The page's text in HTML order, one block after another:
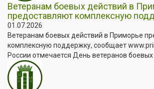
Ветеранам боевых действий в
предоставляют комплексную
01.07.2026
Ветеранам боевых действий в Приморье
комплексную поддержку, сообщает
России отмечается День ветеранов боевых